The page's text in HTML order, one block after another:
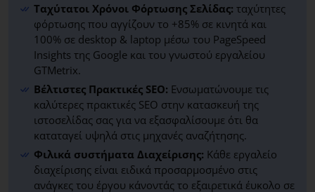
Ταχύτατοι Χρόνοι Φόρτωσης Σελίδας: ταχύτητες
φόρτωσης που αγγίζουν το +85% σε κινητά και
100% σε desktop & laptop μέσω του PageSpeed
Insights της Google και του γνωστού εργαλείου
GTMetrix.
Βέλτιστες Πρακτικές SEO: Ενσωματώνουμε τις
καλύτερες πρακτικές SEO στην κατασκευή της
ιστοσελίδας σας για να εξασφαλίσουμε ότι θα
καταταγεί υψηλά στις μηχανές αναζήτησης.
Φιλικά συστήματα Διαχείρισης: Κάθε εργαλείο
διαχείρισης είναι ειδικά προσαρμοσμένο στις
ανάγκες του έργου κάνοντάς το εξαιρετικά έυκολο σε